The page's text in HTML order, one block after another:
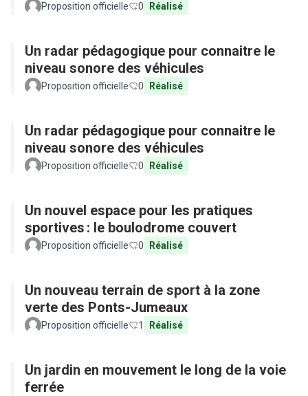
Proposition officielle 0 Réalisé
Un radar pédagogique pour connaitre le
niveau sonore des véhicules
Proposition officielle 0 Réalisé
Un radar pédagogique pour connaitre le
niveau sonore des véhicules
Proposition officielle 0 Réalisé
Un nouvel espace pour les pratiques
sportives : le boulodrome couvert
Proposition officielle 0 Réalisé
Un nouveau terrain de sport à la zone
verte des Ponts-Jumeaux
Proposition officielle 1 Réalisé
Un jardin en mouvement le long de la voie
ferrée